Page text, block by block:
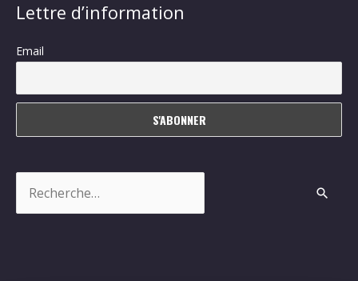
Lettre d’information
Email